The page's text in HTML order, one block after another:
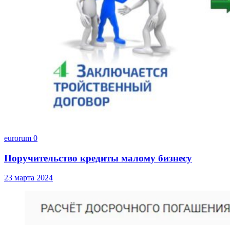
eurorum 0
Поручительство кредиты малому бизнесу
23 марта 2024